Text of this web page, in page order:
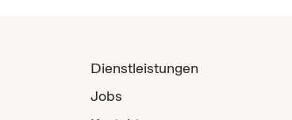
Dienstleistungen
Jobs